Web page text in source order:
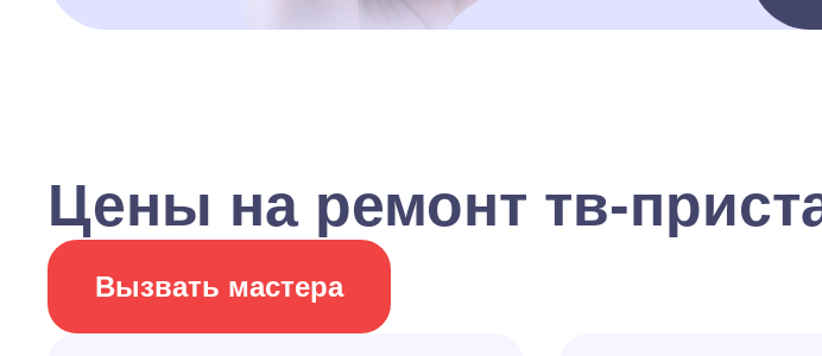
Цены на ремонт тв-
Вызвать мастера